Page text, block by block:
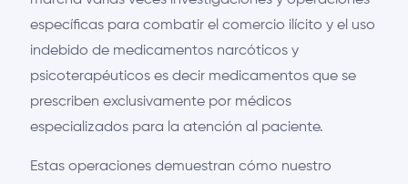
específicas para combatir el comercio ilícito y el uso
indebido de medicamentos narcóticos y
psicoterapéuticos es decir medicamentos que se
prescriben exclusivamente por médicos
especializados para la atención al paciente.
Estas operaciones demuestran cómo nuestro